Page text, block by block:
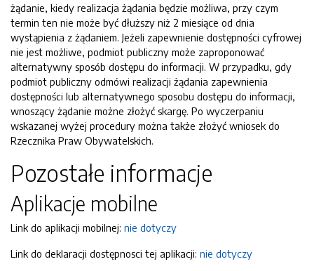
żądanie, kiedy realizacja żądania będzie możliwa, przy czym
termin ten nie może być dłuższy niż 2 miesiące od dnia
wystąpienia z żądaniem. Jeżeli zapewnienie dostępności cyfrowej
nie jest możliwe, podmiot publiczny może zaproponować
alternatywny sposób dostępu do informacji. W przypadku, gdy
podmiot publiczny odmówi realizacji żądania zapewnienia
dostępności lub alternatywnego sposobu dostępu do informacji,
wnoszący żądanie możne złożyć skargę. Po wyczerpaniu
wskazanej wyżej procedury można także złożyć wniosek do
Rzecznika Praw Obywatelskich.
Pozostałe informacje
Aplikacje mobilne
Link do aplikacji mobilnej: nie dotyczy
Link do deklaracji dostępnosci tej aplikacji: nie dotyczy